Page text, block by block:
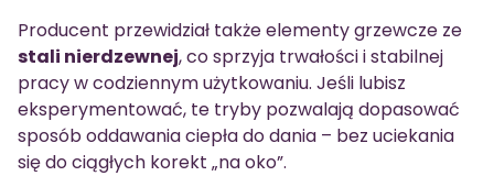
Producent przewidział także elementy grzewcze ze
stali nierdzewnej, co sprzyja trwałości i stabilnej
pracy w codziennym użytkowaniu. Jeśli lubisz
eksperymentować, te tryby pozwalają dopasować
sposób oddawania ciepła do dania – bez uciekania
się do ciągłych korekt „na oko”.